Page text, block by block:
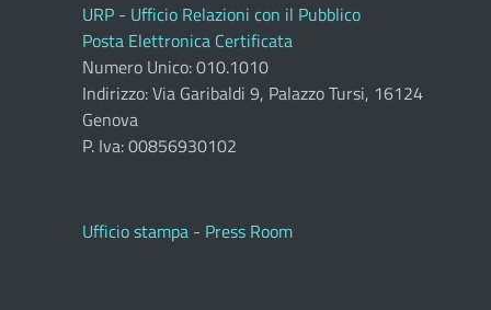
URP - Ufficio Relazioni con il Pubblico
Posta Elettronica Certificata
Numero Unico: 010.1010
Indirizzo: Via Garibaldi 9, Palazzo Tursi, 16124
Genova
P. Iva: 00856930102
Ufficio stampa - Press Room